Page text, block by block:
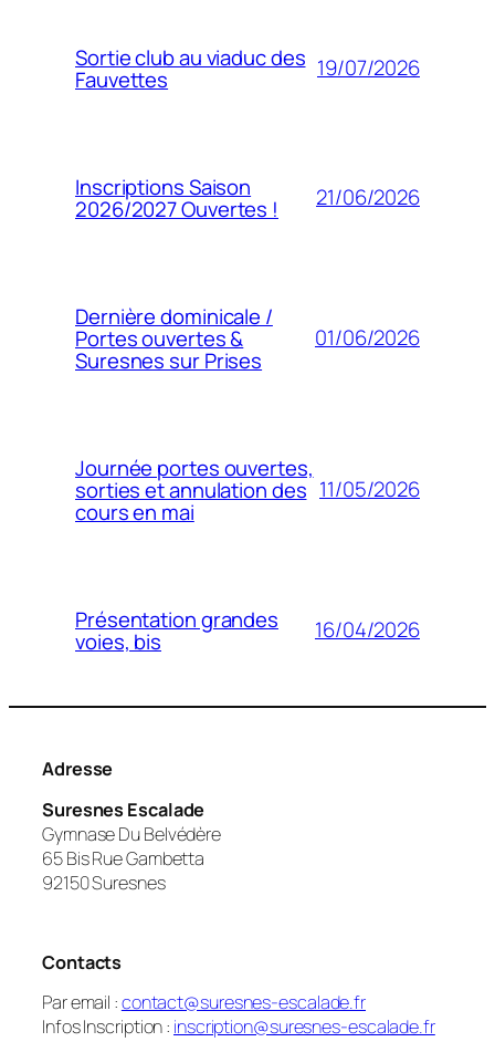
Sortie club au viaduc des
Fauvettes 19/07/2026
Inscriptions Saison
2026/2027 Ouvertes ! 21/06/2026
Dernière dominicale /
Portes ouvertes &
Suresnes sur Prises
01/06/2026
Journée portes ouvertes,
sorties et annulation des
cours en mai
11/05/2026
Présentation grandes
voies, bis 16/04/2026
Adresse
Suresnes Escalade
Gymnase Du Belvédère
65 Bis Rue Gambetta
92150 Suresnes
Contacts
Par email :contact@suresnes-escalade.fr
Infos Inscription : inscription@suresnes-escalade.fr